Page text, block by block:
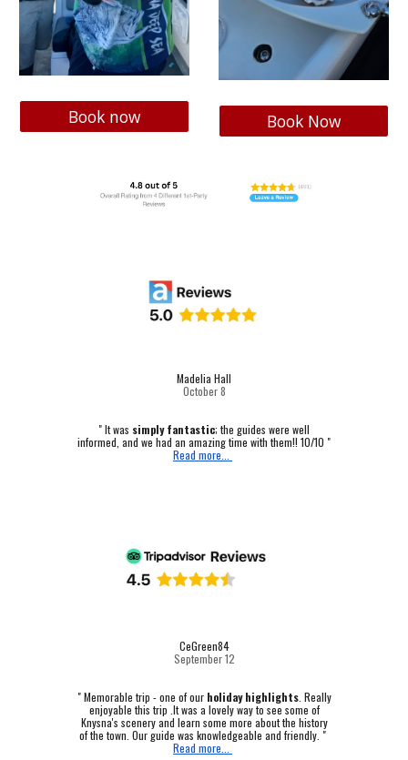
Book now Book Now
Madelia Hall
October8
" It was simply fantastic; the guides were well
informed, and we had an amazing time with them!! 10/10 "
Read more...
CeGreen84
September 12
"Memorable trip - one of our holiday highlights. Really
enjoyable this trip .It was a lovely way to see some of
Knysna's scenery and learn some more about the history
of the town. Our guide was knowledgeable and friendly. "
Read more...